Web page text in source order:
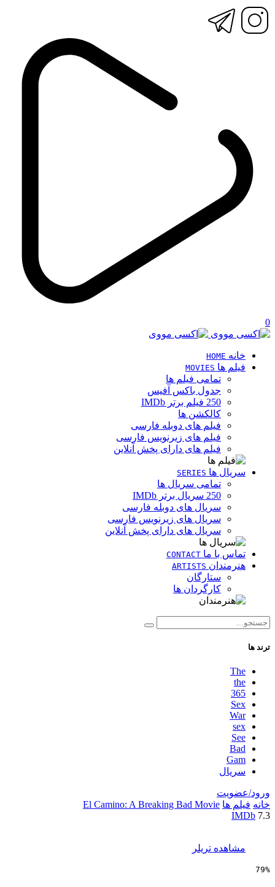
0
خانه HOME
فیلم ها MOVIES
تمامی فیلم ها
جدول باکس آفیس
250 فیلم برتر IMDb
کالکشن ها
فیلم های دوبله فارسی
فیلم های زیرنویس فارسی
فیلم های دارای پخش آنلاین
سریال ها SERIES
تمامی سریال ها
250 سریال برتر IMDb
سریال های دوبله فارسی
سریال های زیرنویس فارسی
سریال های دارای پخش آنلاین
تماس با ما CONTACT
هنرمندان ARTISTS
ستارگان
کارگردان ها
ترند ها
The
the
365
Sex
War
sex
See
Bad
Gam
سریال
ورود/عضویت
خانه فیلم ها El Camino: A Breaking Bad Movie
IMDb 7.3
مشاهده تریلر
79%